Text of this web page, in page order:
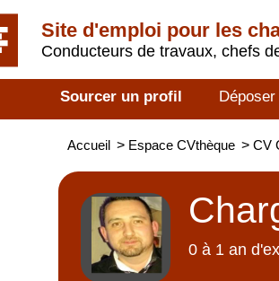
Site d'emploi pour les
Conducteurs de travaux, chefs
Sourcer un profil
Accueil > Espace CVthèque > CV
0 à 1 an